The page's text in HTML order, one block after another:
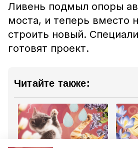
Ливень подмыл опоры
моста, и теперь вместо
строить новый.
готовят проект.
Читайте также: